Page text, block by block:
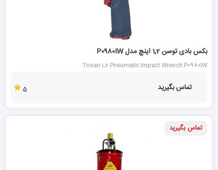
بکس بادی توسن 1,2 اینچ مدل P0980IW
Tosan 1,2 Pneumatic Impact Wrench P0980IW
تماس بگیرید 5
تماس بگیرید